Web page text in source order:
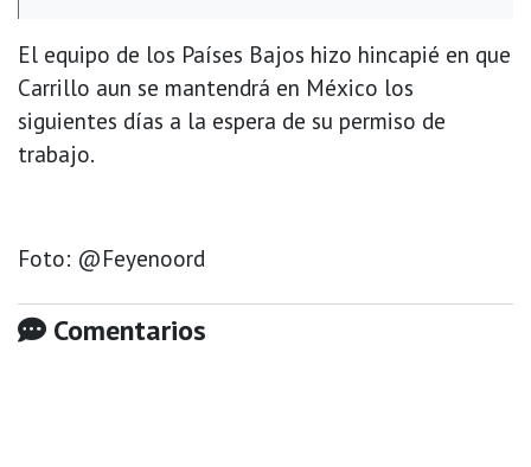
El equipo de los Países Bajos hizo hincapié en que
Carrillo aun se mantendrá en México los
siguientes días a la espera de su permiso de
trabajo.
Foto: @Feyenoord
Comentarios